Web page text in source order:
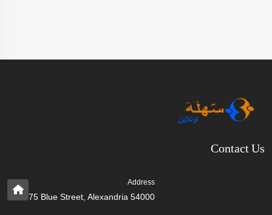
Contact Us
Address
75 Blue Street, Alexandria 54000